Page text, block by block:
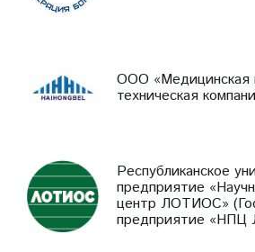
ООО «Медицинская
техническая
Республиканское
предприятие
центр ЛОТИОС»
предприятие